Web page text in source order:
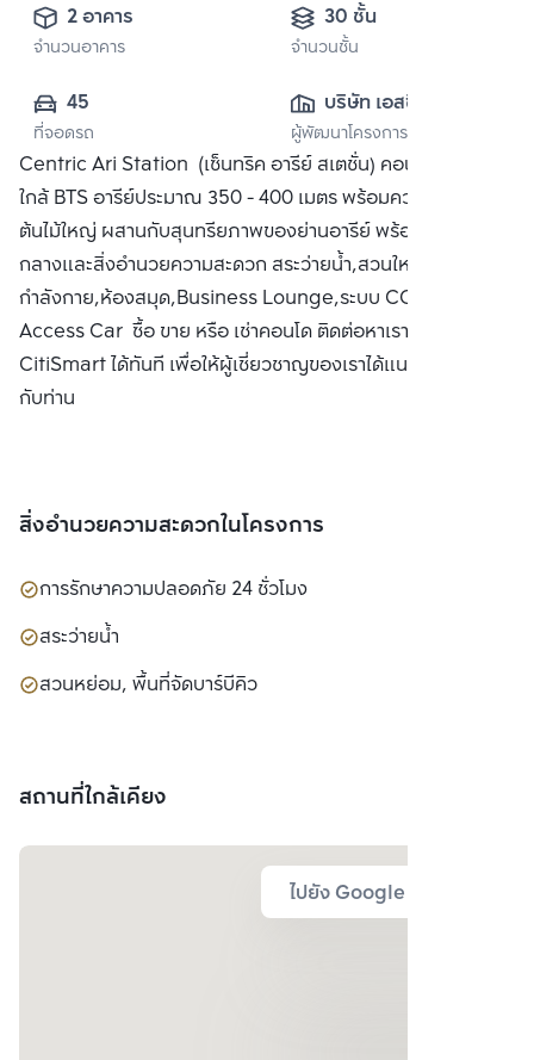
2 อาคาร
จำนวนอาคาร
30 ชั้น
จำนวนชั้น
45
ที่จอดรถ
บริษัท เอสซี แอส
เสท คอร์ปอเรชั่น
จำกัด (มหาชน)
ผู้พัฒนาโครงการ
Centric Ari Station (เซ็นทริค อารีย์ สเตชั่น) คอนโดเรียบหรู
ใกล้ BTS อารีย์ประมาณ 350 - 400 เมตร พร้อมความร่มรื่นของ
ต้นไม้ใหญ่ ผสานกับสุนทรียภาพของย่านอารีย์ พร้อมพื่นทีส่วน
กลางและสิ่งอำนวยความสะดวก สระว่ายน้ำ,สวนใหญ่,ห้องออก
กำลังกาย,ห้องสมุด,Business Lounge,ระบบ CCTV /
Access Car ซื้อ ขาย หรือ เช่าคอนโด ติดต่อหาเรา Bangkok
CitiSmart ได้ทันที เพื่อให้ผู้เชี่ยวชาญของเราได้แนะนำคอนโดให้
กับท่าน
สิ่งอำนวยความสะดวกในโครงการ
การรักษาความปลอดภัย 24 ชั่วโมง
สระว่ายน้ำ
สวนหย่อม, พื้นที่จัดบาร์บีคิว
สถานที่ใกล้เคียง
ไปยัง Google Map